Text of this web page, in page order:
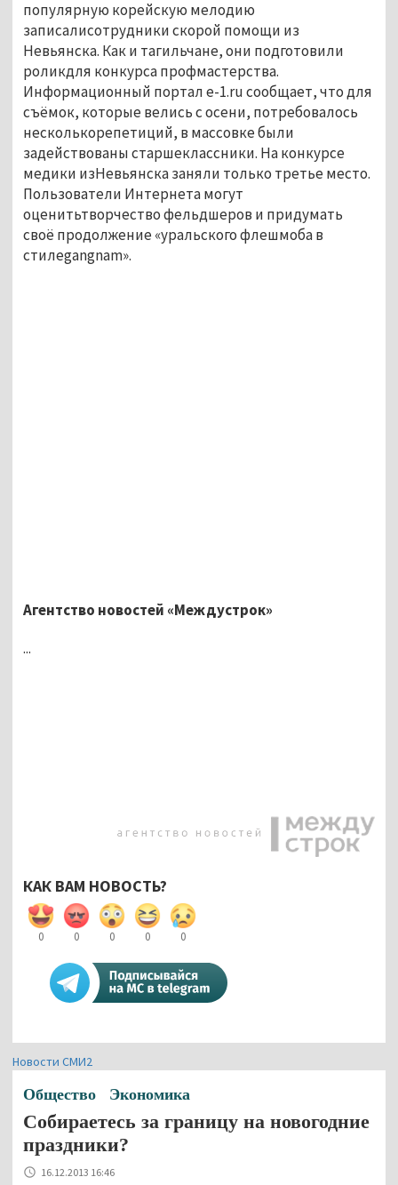
популярную корейскую мелодию
записалисотрудники скорой помощи из
Невьянска. Как и тагильчане, они подготовили
роликдля конкурса профмастерства.
Информационный портал e-1.ru сообщает, что для
съёмок, которые велись с осени, потребовалось
несколькорепетиций, в массовке были
задействованы старшеклассники. На конкурсе
медики изНевьянска заняли только третье место.
Пользователи Интернета могут
оценитьтворчество фельдшеров и придумать
своё продолжение «уральского флешмоба в
стилеgangnam».
Агентство новостей «Междустрок»
...
КАК ВАМ НОВОСТЬ?
0 0 0 0 0
Новости СМИ2
Общество Экономика
Собираетесь за границу на новогодние
праздники?
16.12.2013 16:46